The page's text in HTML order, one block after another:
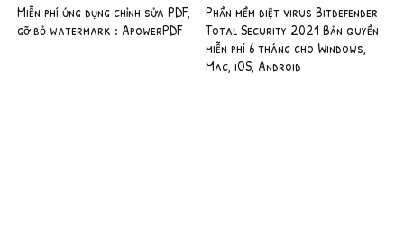
Miễn phí ứng dụng chỉnh sửa PDF,
gỡ bỏ watermark : ApowerPDF
Phần mềm diệt virus Bitdefender
Total Security 2021 Bản quyền
miễn phí 6 tháng cho Windows,
Mac, iOS, Android